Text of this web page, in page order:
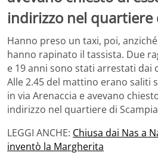
indirizzo nel quartiere
Hanno preso un taxi, poi,
hanno rapinato il tassista. Due
e 19 anni sono stati arrestati dai
Alle 2.45 del mattino erano saliti
in via Arenaccia e avevano
indirizzo nel quartiere di
LEGGI ANCHE: Chiusa dai Nas a
inventò la Margherita